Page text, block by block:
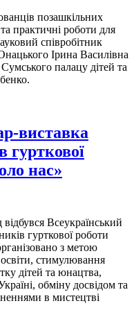
позашкільних
практичні роботи для
співробітник
Ірина Василівна
палацу дітей та
виставка
гурткової
нас»
Всеукраїнський
гурткової роботи
з метою
стимулювання
дітей та юнацтва,
обміну досвідом та
в мистецтві